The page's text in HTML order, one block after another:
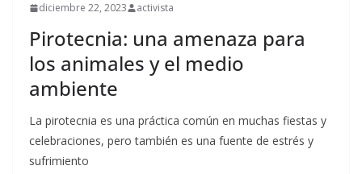
diciembre 22, 2023 activista
Pirotecnia: una amenaza para
los animales y el medio
ambiente
La pirotecnia es una práctica común en muchas fiestas y
celebraciones, pero también es una fuente de estrés y
sufrimiento